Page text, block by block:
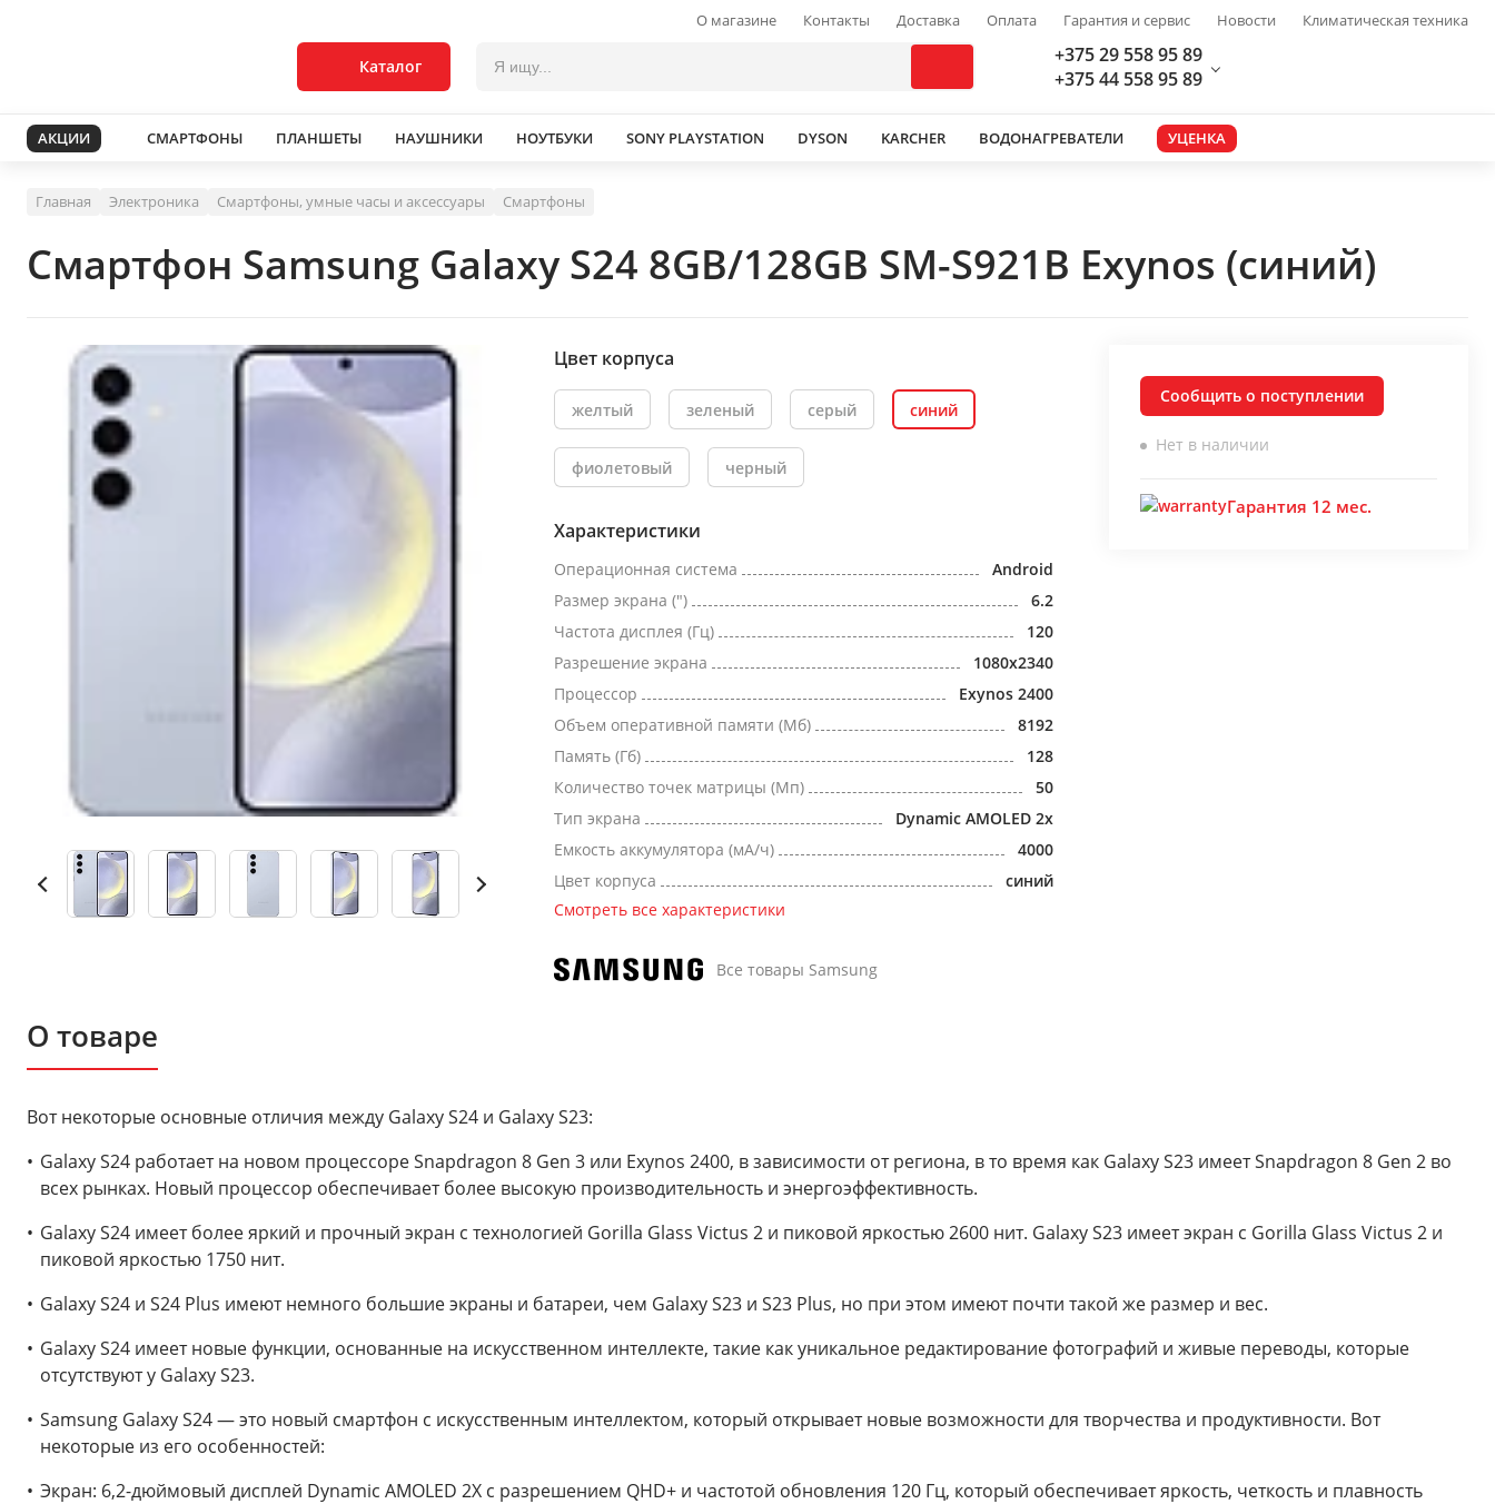
О магазине Контакты Доставка Оплата Гарантия и сервис Новости Климатическая техника
Каталог
+375 29 558 95 89
+375 44 558 95 89
АКЦИИ СМАРТФОНЫ ПЛАНШЕТЫ НАУШНИКИ НОУТБУКИ SONY PLAYSTATION DYSON KARCHER ВОДОНАГРЕВАТЕЛИ УЦЕНКА
Главная Электроника Смартфоны, умные часы и аксессуары Смартфоны
Смартфон Samsung Galaxy S24 8GB/128GB SM-S921B Exynos (синий)
Цвет корпуса
желтый зеленый серый синий
фиолетовый черный
Характеристики
Операционная система
Android
Размер экрана (")
6.2
Частота дисплея (Гц)
120
Разрешение экрана
1080x2340
Процессор
Exynos 2400
Объем оперативной памяти (Мб)
8192
Память (Гб)
128
Количество точек матрицы (Мп)
50
Тип экрана
Dynamic AMOLED 2x
Емкость аккумулятора (мА/ч)
4000
Цвет корпуса
синий
Смотреть все характеристики
Все товары Samsung
Сообщить о поступлении
Нет в наличии
Гарантия 12 мес.
О товаре
Вот некоторые основные отличия между Galaxy S24 и Galaxy S23:
Galaxy S24 работает на новом процессоре Snapdragon 8 Gen 3 или Exynos 2400, в зависимости от региона, в то время как Galaxy S23 имеет Snapdragon 8 Gen 2 во
всех рынках. Новый процессор обеспечивает более высокую производительность и энергоэффективность.
Galaxy S24 имеет более яркий и прочный экран с технологией Gorilla Glass Victus 2 и пиковой яркостью 2600 нит. Galaxy S23 имеет экран с Gorilla Glass Victus 2 и
пиковой яркостью 1750 нит.
Galaxy S24 и S24 Plus имеют немного большие экраны и батареи, чем Galaxy S23 и S23 Plus, но при этом имеют почти такой же размер и вес.
Galaxy S24 имеет новые функции, основанные на искусственном интеллекте, такие как уникальное редактирование фотографий и живые переводы, которые
отсутствуют у Galaxy S23.
Samsung Galaxy S24 — это новый смартфон с искусственным интеллектом, который открывает новые возможности для творчества и продуктивности. Вот
некоторые из его особенностей:
Экран: 6,2-дюймовый дисплей Dynamic AMOLED 2X с разрешением QHD+ и частотой обновления 120 Гц, который обеспечивает яркость, четкость и плавность